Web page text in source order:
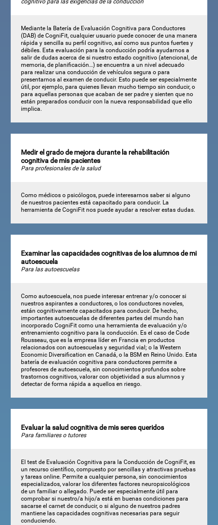
Mediante la Batería de Evaluación Cognitiva para Conductores
(DAB) de CogniFit, cualquier usuario puede conocer de una manera
rápida y sencilla su perfil cognitivo, así como sus puntos fuertes y
débiles. Esta evaluación para la conducción podría ayudarnos a
salir de dudas acerca de si nuestro estado cognitivo (atencional, de
memoria, de planificación…) se encuentra a un nivel adecuado
para realizar una conducción de vehículos segura o para
presentarnos al examen de conducir. Esto puede ser especialmente
útil, por ejemplo, para quienes llevan mucho tiempo sin conducir, o
para aquellas personas que acaban de ser padre y sienten que no
están preparados conducir con la nueva responsabilidad que ello
implica.
Medir el grado de mejora durante la rehabilitación
cognitiva de mis pacientes
Para profesionales de la salud
Como médicos o psicólogos, puede interesarnos saber si alguno
de nuestros pacientes está capacitado para conducir. La
herramienta de CogniFit nos puede ayudar a resolver estas dudas.
Examinar las capacidades cognitivas de los alumnos de mi
autoescuela
Para las autoescuelas
Como autoescuela, nos puede interesar entrenar y/o conocer si
nuestros aspirantes a conductores, o los conductores noveles,
están cognitivamente capacitados para conducir. De hecho,
importantes autoescuelas de diferentes partes del mundo han
incorporado CogniFit como una herramienta de evaluación y/o
entrenamiento cognitivo para la conducción. Es el caso de Code
Rousseau, que es la empresa líder en Francia en productos
relacionados con autoescuelas y seguridad vial; o la Western
Economic Diversification en Canadá, o la BSM en Reino Unido. Esta
batería de evaluación cognitiva para conductores permite a
profesores de autoescuela, sin conocimientos profundos sobre
trastornos cognitivos, valorar con objetividad a sus alumnos y
detectar de forma rápida a aquellos en riesgo.
Evaluar la salud cognitiva de mis seres queridos
Para familiares o tutores
El test de Evaluación Cognitiva para la Conducción de CogniFit, es
un recurso científico, compuesto por sencillas y atractivas pruebas
y tareas online. Permite a cualquier persona, sin conocimientos
especializados, valorar los diferentes factores neuropsicológicos
de un familiar o allegado. Puede ser especialmente útil para
comprobar si nuestro/a hijo/a está en buenas condiciones para
sacarse el carnet de conducir, o si alguno de nuestros padres
mantiene las capacidades cognitivas necesarias para seguir
conduciendo.